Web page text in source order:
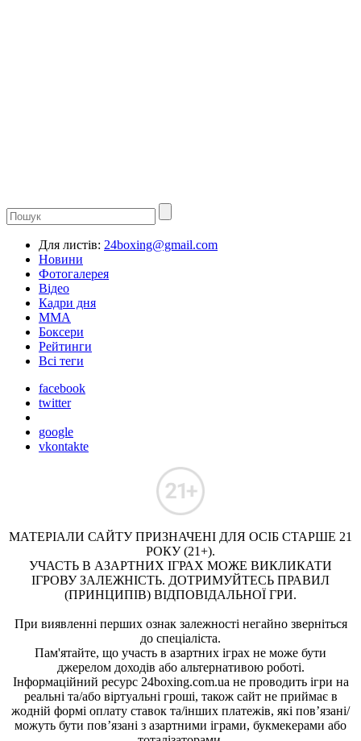
Для листів: 24boxing@gmail.com
Новини
Фотогалерея
Відео
Кадри дня
ММА
Боксери
Рейтинги
Всі теги
facebook
twitter
google
vkontakte
МАТЕРІАЛИ САЙТУ ПРИЗНАЧЕНІ ДЛЯ ОСІБ СТАРШЕ 21
РОКУ (21+).
УЧАСТЬ В АЗАРТНИХ ІГРАХ МОЖЕ ВИКЛИКАТИ
ІГРОВУ ЗАЛЕЖНІСТЬ. ДОТРИМУЙТЕСЬ ПРАВИЛ
(ПРИНЦИПІВ) ВІДПОВІДАЛЬНОЇ ГРИ.
При виявленні перших ознак залежності негайно зверніться
до спеціаліста.
Пам'ятайте, що участь в азартних іграх не може бути
джерелом доходів або альтернативою роботі.
Інформаційний ресурс 24boxing.com.ua не проводить ігри на
реальні та/або віртуальні гроші, також сайт не приймає в
жодній формі оплату ставок та/інших платежів, які пов’язані/
можуть бути пов’язані з азартними іграми, букмекерами або